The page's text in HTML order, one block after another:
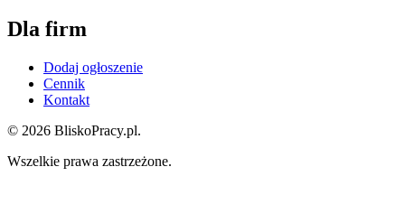
Dla firm
Dodaj ogłoszenie
Cennik
Kontakt
© 2026 BliskoPracy.pl.
Wszelkie prawa zastrzeżone.